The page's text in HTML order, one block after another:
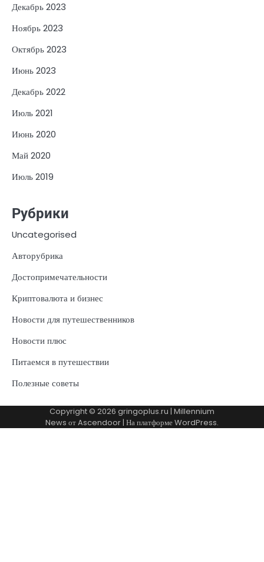
Декабрь 2023
Ноябрь 2023
Октябрь 2023
Июнь 2023
Декабрь 2022
Июль 2021
Июнь 2020
Май 2020
Июль 2019
Рубрики
Uncategorised
Авторубрика
Достопримечательности
Криптовалюта и бизнес
Новости для путешественников
Новости плюс
Питаемся в путешествии
Полезные советы
Copyright © 2026 gringoplus.ru | Millennium
News отAscendoor| На платформеWordPress.